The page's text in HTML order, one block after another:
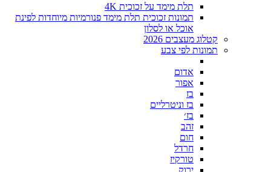
תלת מימד על זכוכית 4K
תמונות זכוכית תלת מימד פנורמיות מיוחדות לפינת
אוכל או לסלון
קטלוג מעצבים 2026
תמונות לפי צבע
אדום
אפור
בז
בז וניטרליים
בז׳
זהב
חום
חרדל
טורקיז
ירוק